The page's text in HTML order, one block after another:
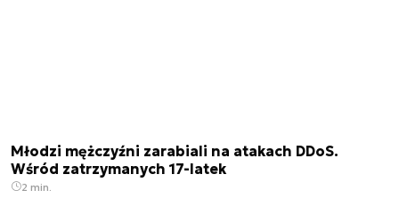
Młodzi mężczyźni zarabiali na atakach DDoS.
Wśród zatrzymanych 17-latek
2 min.